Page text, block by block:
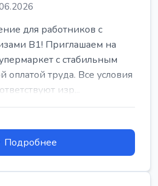
для работников с
B1! Приглашаем на
с стабильным
труда. Все условия
изр...
Подробнее